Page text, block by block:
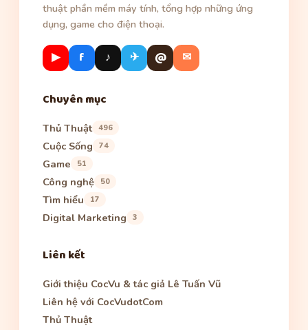
thuật phần mềm máy tính, tổng hợp những ứng
dụng, game cho điện thoại.
▶ f ♪ ✈ @ ✉
Chuyên mục
Thủ Thuật 496
Cuộc Sống 74
Game 51
Công nghệ 50
Tìm hiểu 17
Digital Marketing 3
Liên kết
Giới thiệu CocVu & tác giả Lê Tuấn Vũ
Liên hệ với CocVudotCom
Thủ Thuật